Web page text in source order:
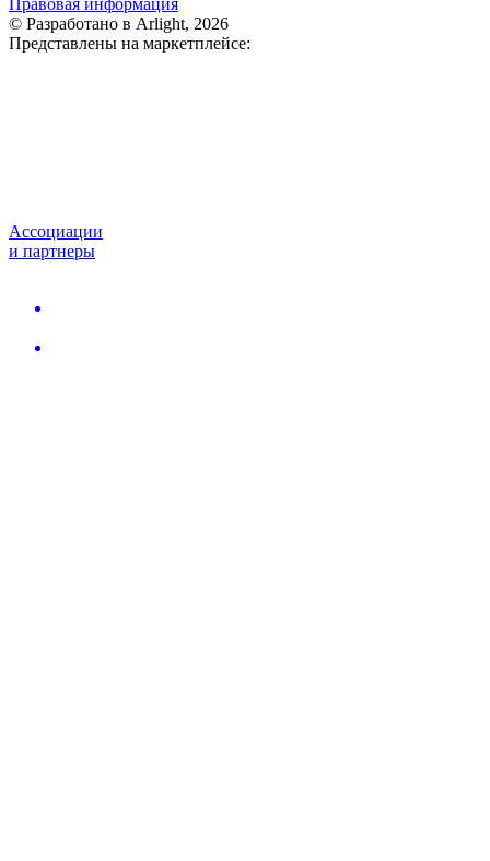
© Разработано в Arlight, 2026
Представлены на маркетплейсе:
Ассоциации
и партнеры